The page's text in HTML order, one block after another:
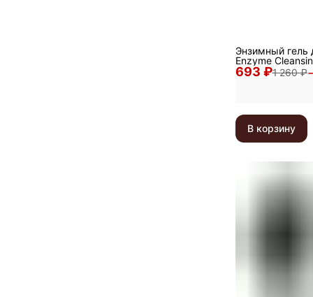
693 ₽1 260 ₽−
Энзимный
Enzyme
В корзину